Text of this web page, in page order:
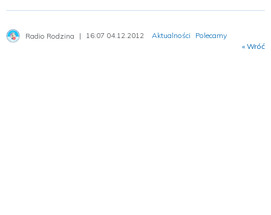
Radio Rodzina 16:07 04.12.2012 Aktualności
Polecamy
« Wróć